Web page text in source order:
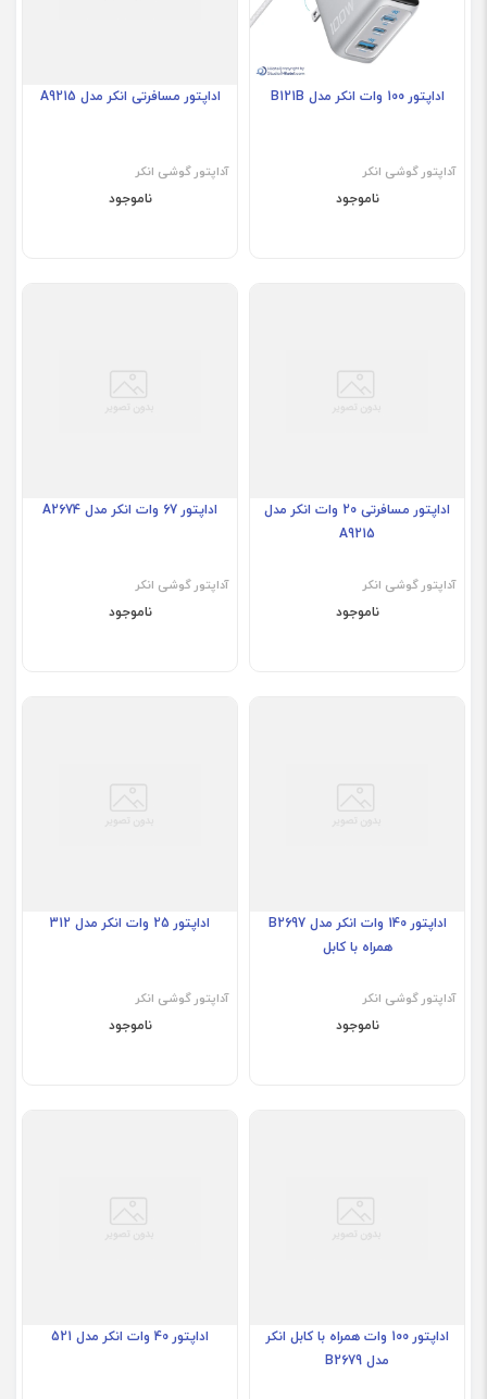
اداپتور 100 وات انکر مدل B121B
آداپتور گوشی انکر
ناموجود
اداپتور مسافرتی انکر مدل A9215
آداپتور گوشی انکر
ناموجود
اداپتور مسافرتی 20 وات انکر مدل
A9215
آداپتور گوشی انکر
ناموجود
اداپتور 67 وات انکر مدل A2674
آداپتور گوشی انکر
ناموجود
اداپتور 140 وات انکر مدل B2697
همراه با کابل
آداپتور گوشی انکر
ناموجود
اداپتور 25 وات انکر مدل 312
آداپتور گوشی انکر
ناموجود
اداپتور 100 وات همراه با کابل انکر
مدل B2679
اداپتور 40 وات انکر مدل 521